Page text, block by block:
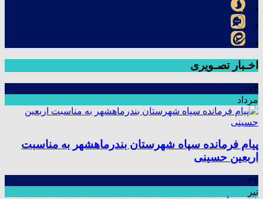
اخـبار تصـویری
۱۳
مرداد
پیام فرمانده سپاه شهرستان بندرماهشهر به مناسبت
اربعین حسینی
۳۱
تیر